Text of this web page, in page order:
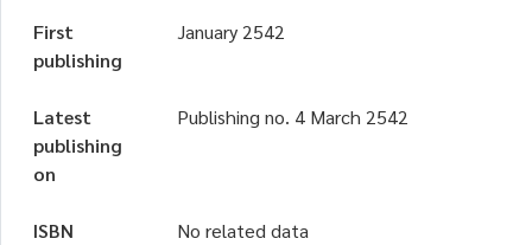
First
publishing
January 2542
Latest
publishing
on
Publishing no. 4 March 2542
ISBN No related data